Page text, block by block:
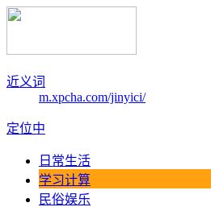
近义词
m.xpcha.com/jinyici/
定位中
日常生活
学习计算
民俗娱乐